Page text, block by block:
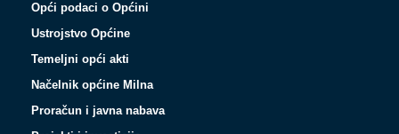
Opći podaci o Općini
Ustrojstvo Općine
Temeljni opći akti
Načelnik općine Milna
Proračun i javna nabava